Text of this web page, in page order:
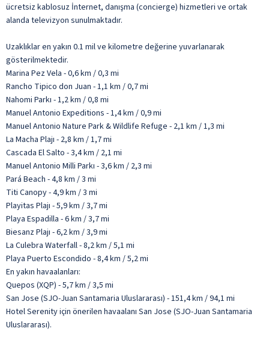
ücretsiz kablosuz İnternet, danışma (concierge) hizmetleri ve ortak
alanda televizyon sunulmaktadır.
Uzaklıklar en yakın 0.1 mil ve kilometre değerine yuvarlanarak
gösterilmektedir.
Marina Pez Vela - 0,6 km / 0,3 mi
Rancho Tipico don Juan - 1,1 km / 0,7 mi
Nahomi Parkı - 1,2 km / 0,8 mi
Manuel Antonio Expeditions - 1,4 km / 0,9 mi
Manuel Antonio Nature Park & Wildlife Refuge - 2,1 km / 1,3 mi
La Macha Plajı - 2,8 km / 1,7 mi
Cascada El Salto - 3,4 km / 2,1 mi
Manuel Antonio Milli Parkı - 3,6 km / 2,3 mi
Pará Beach - 4,8 km / 3 mi
Titi Canopy - 4,9 km / 3 mi
Playitas Plajı - 5,9 km / 3,7 mi
Playa Espadilla - 6 km / 3,7 mi
Biesanz Plajı - 6,2 km / 3,9 mi
La Culebra Waterfall - 8,2 km / 5,1 mi
Playa Puerto Escondido - 8,4 km / 5,2 mi
En yakın havaalanları:
Quepos (XQP) - 5,7 km / 3,5 mi
San Jose (SJO-Juan Santamaria Uluslararası) - 151,4 km / 94,1 mi
Hotel Serenity için önerilen havaalanı San Jose (SJO-Juan Santamaria
Uluslararası).